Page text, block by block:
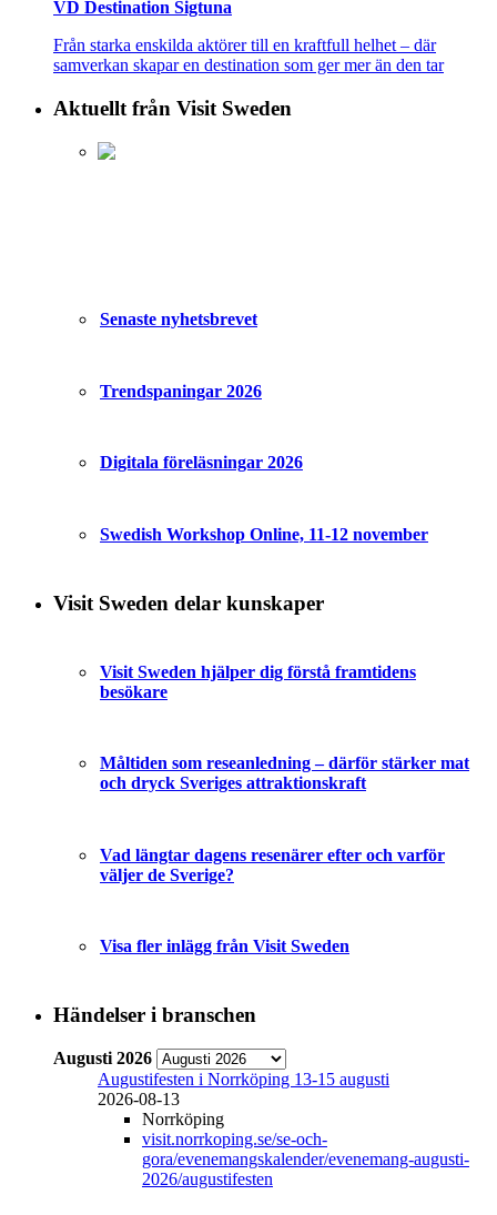
VD Destination Sigtuna
Från starka enskilda aktörer till en kraftfull helhet – där
samverkan skapar en destination som ger mer än den tar
Aktuellt från Visit Sweden
Senaste nyhetsbrevet
Trendspaningar 2026
Digitala föreläsningar 2026
Swedish Workshop Online, 11-12 november
Visit Sweden delar kunskaper
Visit Sweden hjälper dig förstå framtidens
besökare
Måltiden som reseanledning – därför stärker mat
och dryck Sveriges attraktionskraft
Vad längtar dagens resenärer efter och varför
väljer de Sverige?
Visa fler inlägg från Visit Sweden
Händelser i branschen
Augusti 2026
Augustifesten i Norrköping 13-15 augusti
2026-08-13
Norrköping
visit.norrkoping.se/se-och-
gora/evenemangskalender/evenemang-augusti-
2026/augustifesten